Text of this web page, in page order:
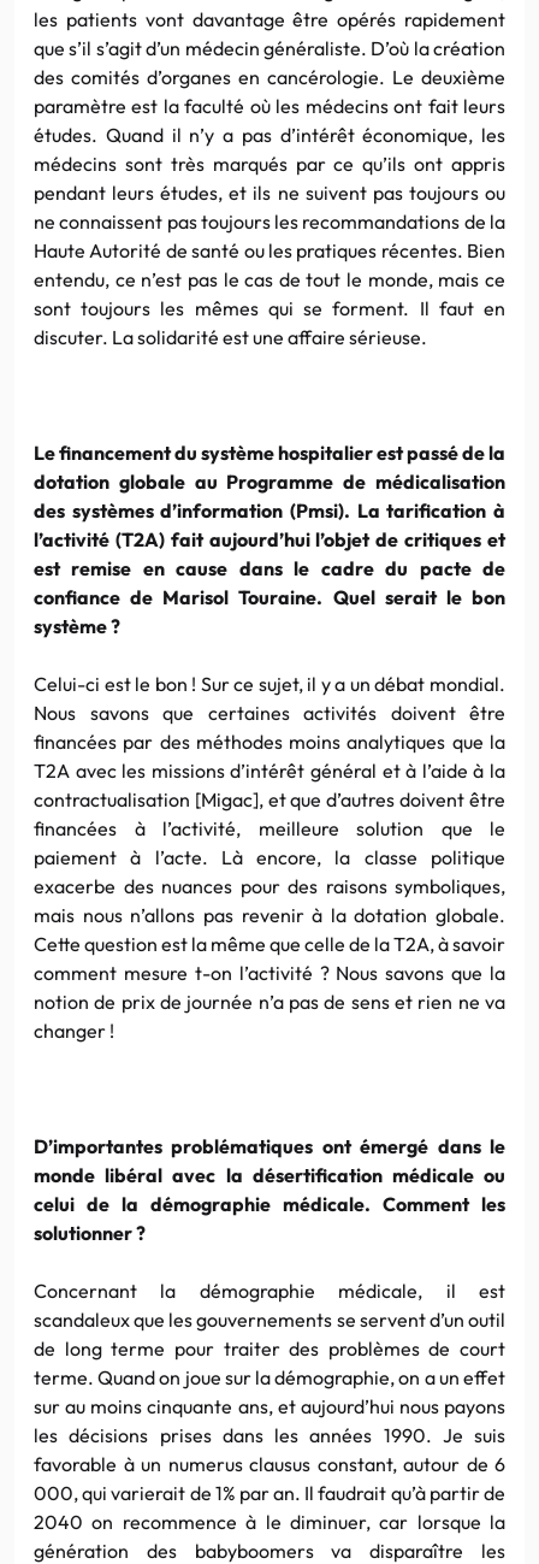
les patients vont davantage être opérés rapidement
que s’il s’agit d’un médecin généraliste. D’où la création
des comités d’organes en cancérologie. Le deuxième
paramètre est la faculté où les médecins ont fait leurs
études. Quand il n’y a pas d’intérêt économique, les
médecins sont très marqués par ce qu’ils ont appris
pendant leurs études, et ils ne suivent pas toujours ou
ne connaissent pas toujours les recommandations de la
Haute Autorité de santé ou les pratiques récentes. Bien
entendu, ce n’est pas le cas de tout le monde, mais ce
sont toujours les mêmes qui se forment. Il faut en
discuter. La solidarité est une affaire sérieuse.
Le financement du système hospitalier est passé de la
dotation globale au Programme de médicalisation
des systèmes d’information (Pmsi). La tarification à
l’activité (T2A) fait aujourd’hui l’objet de critiques et
est remise en cause dans le cadre du pacte de
confiance de Marisol Touraine. Quel serait le bon
système ?
Celui-ci est le bon ! Sur ce sujet, il y a un débat mondial.
Nous savons que certaines activités doivent être
financées par des méthodes moins analytiques que la
T2A avec les missions d’intérêt général et à l’aide à la
contractualisation [Migac], et que d’autres doivent être
financées à l’activité, meilleure solution que le
paiement à l’acte. Là encore, la classe politique
exacerbe des nuances pour des raisons symboliques,
mais nous n’allons pas revenir à la dotation globale.
Cette question est la même que celle de la T2A, à savoir
comment mesure t-on l’activité ? Nous savons que la
notion de prix de journée n’a pas de sens et rien ne va
changer !
D’importantes problématiques ont émergé dans le
monde libéral avec la désertification médicale ou
celui de la démographie médicale. Comment les
solutionner ?
Concernant la démographie médicale, il est
scandaleux que les gouvernements se servent d’un outil
de long terme pour traiter des problèmes de court
terme. Quand on joue sur la démographie, on a un effet
sur au moins cinquante ans, et aujourd’hui nous payons
les décisions prises dans les années 1990. Je suis
favorable à un numerus clausus constant, autour de 6
000, qui varierait de 1% par an. Il faudrait qu’à partir de
2040 on recommence à le diminuer, car lorsque la
génération des babyboomers va disparaître les